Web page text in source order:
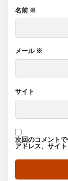
名前 ※
メール ※
サイト
次回のコメント
アドレス、サイ